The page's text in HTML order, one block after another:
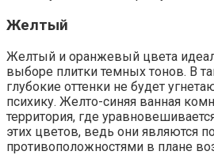
Желтый
Желтый и оранжевый цвета
выборе плитки темных тонов. В
глубокие оттенки не будет
психику. Желто-синяя ванная
территория, где
этих цветов, ведь они являются
противоположностями в плане